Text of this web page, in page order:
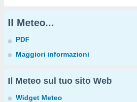
Il Meteo...
PDF
Maggiori informazioni
Il Meteo sul tuo sito Web
Widget Meteo